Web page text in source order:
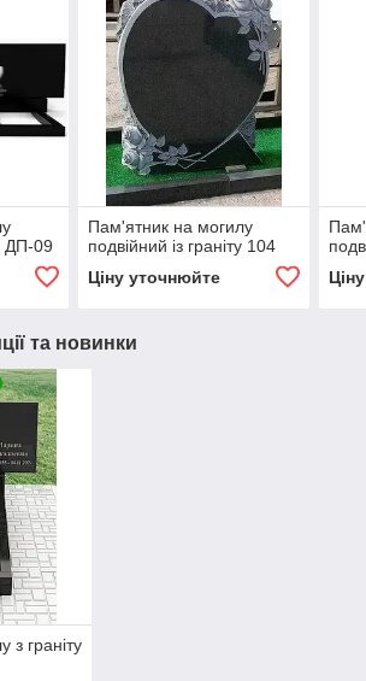
ДП-09
Пам'ятник на могилу
подвійний із граніту 104
Ціну уточнюйте
та новинки
з граніту